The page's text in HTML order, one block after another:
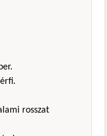
rosszat